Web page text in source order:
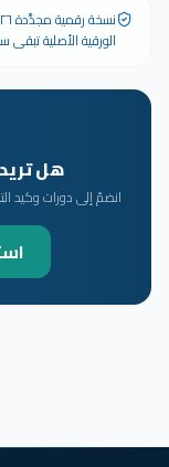
الورقية الأصلية تبقى
هل
انضمّ إلى دورات وكيد